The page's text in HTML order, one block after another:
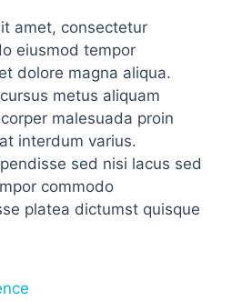
amet, consectetur
eiusmod tempor
dolore magna aliqua.
metus aliquam
malesuada proin
interdum varius.
sed nisi lacus sed
commodo
platea dictumst quisque